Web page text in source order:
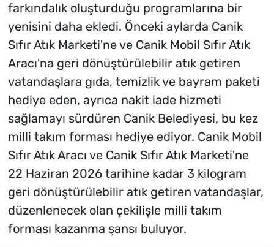
farkındalık oluşturduğu programlarına bir
yenisini daha ekledi. Önceki aylarda Canik
Sıfır Atık Marketi'ne ve Canik Mobil Sıfır Atık
Aracı'na geri dönüştürülebilir atık getiren
vatandaşlara gıda, temizlik ve bayram paketi
hediye eden, ayrıca nakit iade hizmeti
sağlamayı sürdüren Canik Belediyesi, bu kez
milli takım forması hediye ediyor. Canik Mobil
Sıfır Atık Aracı ve Canik Sıfır Atık Marketi'ne
22 Haziran 2026 tarihine kadar 3 kilogram
geri dönüştürülebilir atık getiren vatandaşlar,
düzenlenecek olan çekilişle milli takım
forması kazanma şansı buluyor.